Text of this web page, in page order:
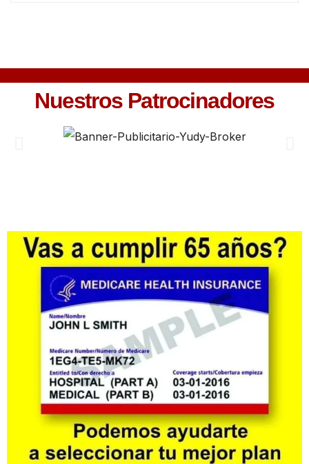
Nuestros Patrocinadores